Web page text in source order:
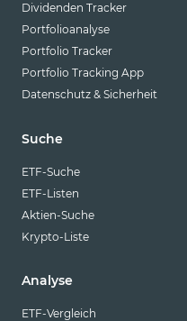
Dividenden Tracker
Portfolioanalyse
Portfolio Tracker
Portfolio Tracking App
Datenschutz & Sicherheit
Suche
ETF-Suche
ETF-Listen
Aktien-Suche
Krypto-Liste
Analyse
ETF-Vergleich